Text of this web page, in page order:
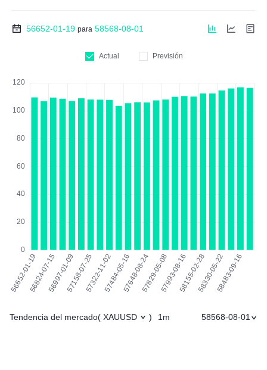
56652-01-19 para 58568-08-01
Actual Previsión
Tendencia del mercado( XAUUSD ) 1m 58568-08-01